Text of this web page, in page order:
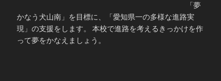
「夢
かなう犬山南」を目標に、「愛知県一の多様な進路実
現」の支援をします。 本校で進路を考えるきっかけを作
って夢をかなえましょう。